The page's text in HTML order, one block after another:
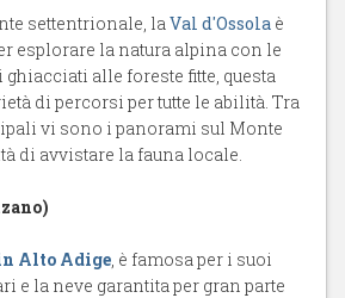
settentrionale, la Val d'Ossola è
esplorare la natura alpina con le
ghiacciati alle foreste fitte, questa
di percorsi per tutte le abilità. Tra
vi sono i panorami sul Monte
di avvistare la fauna locale.
Alto Adige , è famosa per i suoi
e la neve garantita per gran parte